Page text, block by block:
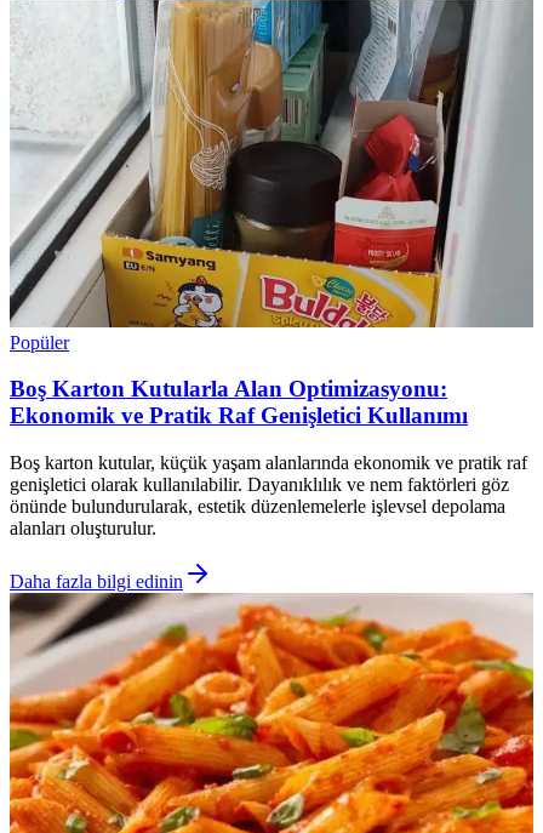
Popüler
Boş Karton Kutularla Alan Optimizasyonu:
Ekonomik ve Pratik Raf Genişletici Kullanımı
Boş karton kutular, küçük yaşam alanlarında ekonomik ve pratik raf
genişletici olarak kullanılabilir. Dayanıklılık ve nem faktörleri göz
önünde bulundurularak, estetik düzenlemelerle işlevsel depolama
alanları oluşturulur.
Daha fazla bilgi edinin